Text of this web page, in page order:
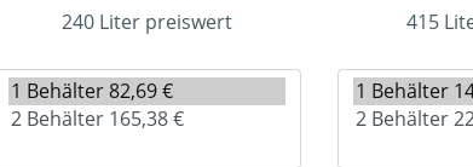
240 Liter preiswert
415